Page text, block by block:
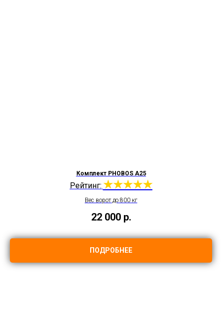
Комплект PHOBOS A25
Рейтинг: ★★★★★
Вес ворот до 800 кг
22 000 р.
ПОДРОБНЕЕ